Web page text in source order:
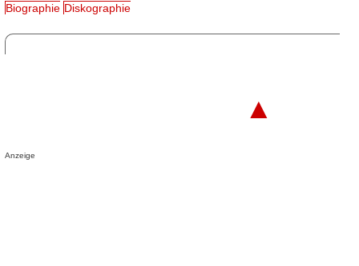
Biographie Diskographie
▲
Anzeige